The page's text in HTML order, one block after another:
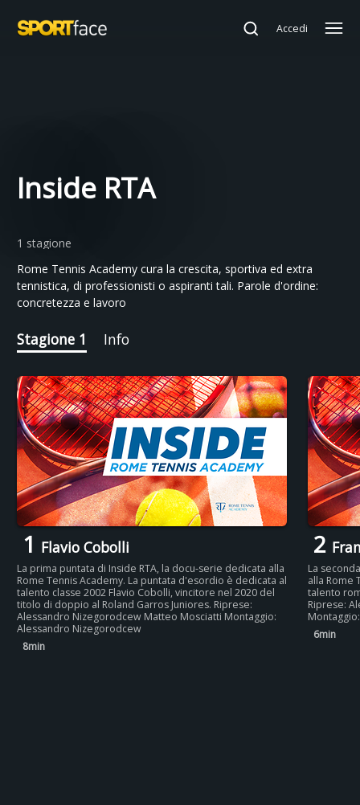
Accedi
Inside RTA
1 stagione
Rome Tennis Academy cura la crescita, sportiva ed extra
tennistica, di professionisti o aspiranti tali. Parole d'ordine:
concretezza e lavoro
Stagione 1 Info
1 Flavio Cobolli
La prima puntata di Inside RTA, la docu-serie dedicata alla
Rome Tennis Academy. La puntata d'esordio è dedicata al
talento classe 2002 Flavio Cobolli, vincitore nel 2020 del
titolo di doppio al Roland Garros Juniores. Riprese:
Alessandro Nizegorodcew Matteo Mosciatti Montaggio:
Alessandro Nizegorodcew
8min
2
La
alla Rome
talento
Riprese:
6min